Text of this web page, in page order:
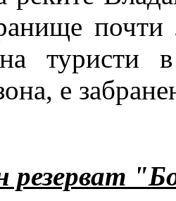
почти
туристи
е
резерват